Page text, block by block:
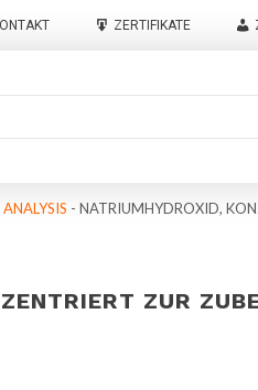
ZERTIFIKATE
- NATRIUMHYDROXID,
ZUR